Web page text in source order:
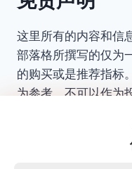
这里所有的内容和信
部落格所撰写的仅为
的购买或是推荐指标
为参考，不可以作为
本部落格对所有文章
整性不承担任何责任